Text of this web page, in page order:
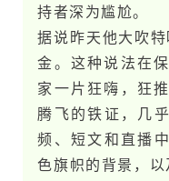
持者深为尴尬。
据说昨​天他大吹
金。这种说法在
家一片狂嗨，狂
腾飞的铁证，几
频、短文和直播
色旗帜的背景，以